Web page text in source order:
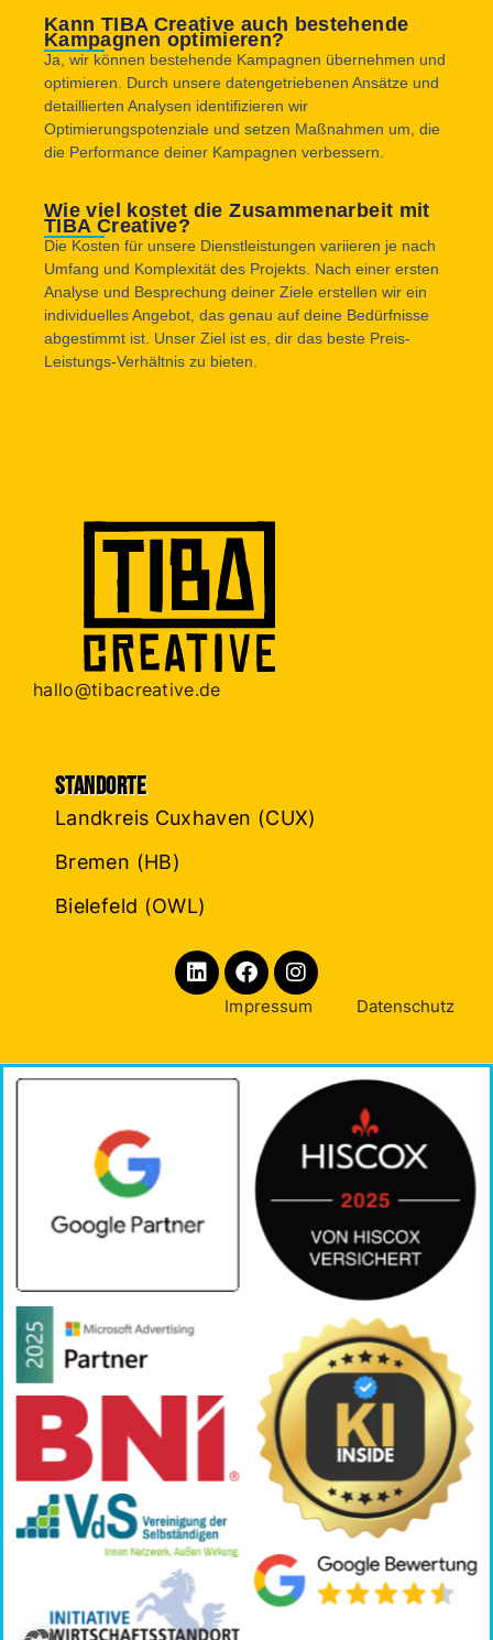
Kann TIBA Creative auch bestehende
Kampagnen optimieren?
Ja, wir können bestehende Kampagnen übernehmen und
optimieren. Durch unsere datengetriebenen Ansätze und
detaillierten Analysen identifizieren wir
Optimierungspotenziale und setzen Maßnahmen um, die
die Performance deiner Kampagnen verbessern.
Wie viel kostet die Zusammenarbeit mit
TIBA Creative?
Die Kosten für unsere Dienstleistungen variieren je nach
Umfang und Komplexität des Projekts. Nach einer ersten
Analyse und Besprechung deiner Ziele erstellen wir ein
individuelles Angebot, das genau auf deine Bedürfnisse
abgestimmt ist. Unser Ziel ist es, dir das beste Preis-
Leistungs-Verhältnis zu bieten.
hallo@tibacreative.de
Standorte
Landkreis Cuxhaven (CUX)
Bremen (HB)
Bielefeld (OWL)
Impressum Datenschutz